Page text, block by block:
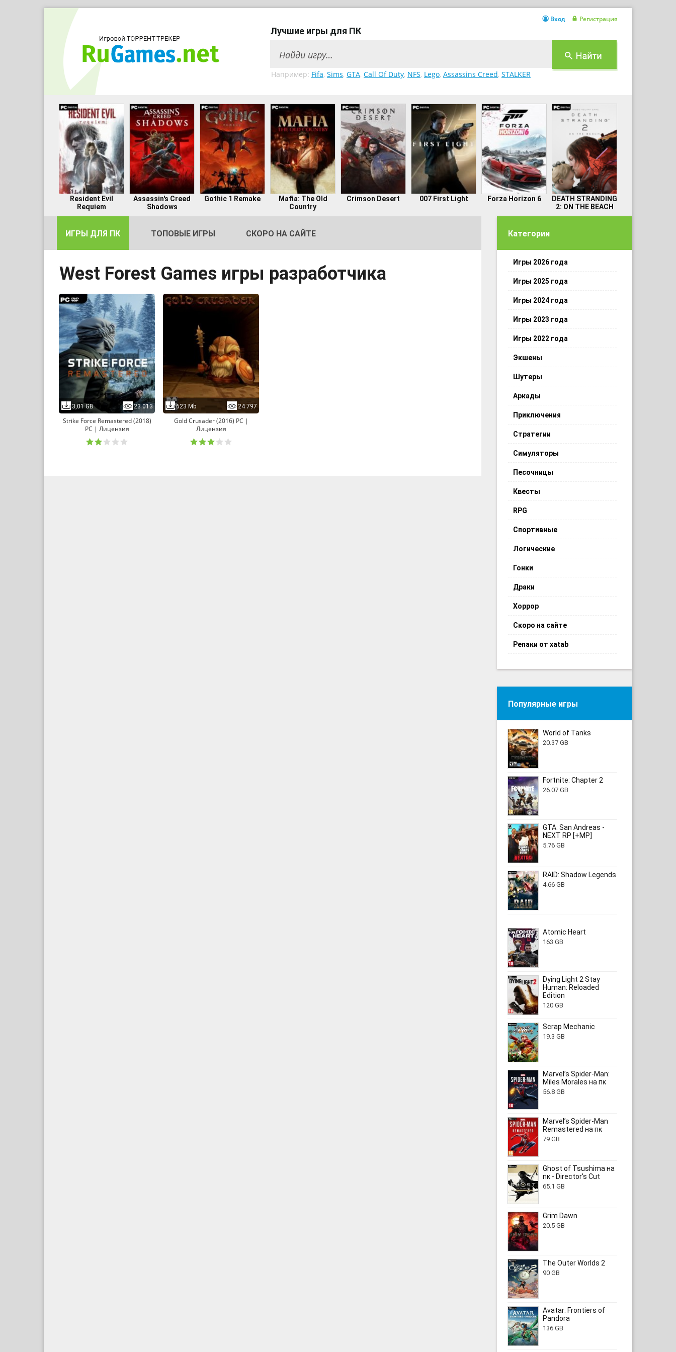
Лучшие игры для ПК
Например: Fifa, Sims, GTA, Call Of Duty, NFS, Lego, Assassins Creed, STALKER
Вход Регистрация
Resident Evil
Requiem
Assassin's Creed
Shadows
Gothic 1 Remake
Mafia: The Old
Country
Crimson Desert 007 First Light Forza Horizon 6
DEATH STRANDING
2: ON THE BEACH
ИГРЫ ДЛЯ ПК ТОПОВЫЕ ИГРЫ СКОРО НА САЙТЕ
West Forest Games игры разработчика
3,01 GB 23 013
Strike Force Remastered (2018)
PC | Лицензия
623 Mb 24 797
Gold Crusader (2016) PC |
Лицензия
Категории
Игры 2026 года
Игры 2025 года
Игры 2024 года
Игры 2023 года
Игры 2022 года
Экшены
Шутеры
Аркады
Приключения
Стратегии
Симуляторы
Песочницы
Квесты
RPG
Спортивные
Логические
Гонки
Драки
Хоррор
Скоро на сайте
Репаки от xatab
Популярные игры
World of Tanks
20.37 GB
Fortnite: Chapter 2
26.07 GB
GTA: San Andreas -
NEXT RP [+MP]
5.76 GB
RAID: Shadow Legends
4.66 GB
Atomic Heart
163 GB
Dying Light 2 Stay
Human: Reloaded
Edition
120 GB
Scrap Mechanic
19.3 GB
Marvel’s Spider-Man:
Miles Morales на пк
56.8 GB
Marvel’s Spider-Man
Remastered на пк
79 GB
Ghost of Tsushima на
пк - Director's Cut
65.1 GB
Grim Dawn
20.5 GB
The Outer Worlds 2
90 GB
Avatar: Frontiers of
Pandora
136 GB